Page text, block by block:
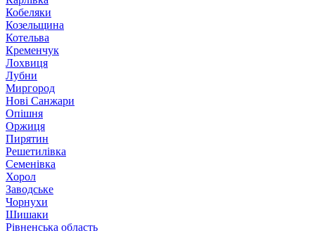
Кобеляки
Козельщина
Котельва
Кременчук
Лохвиця
Лубни
Миргород
Нові Санжари
Опішня
Оржиця
Пирятин
Решетилівка
Семенівка
Хорол
Заводське
Чорнухи
Шишаки
Рівненська область